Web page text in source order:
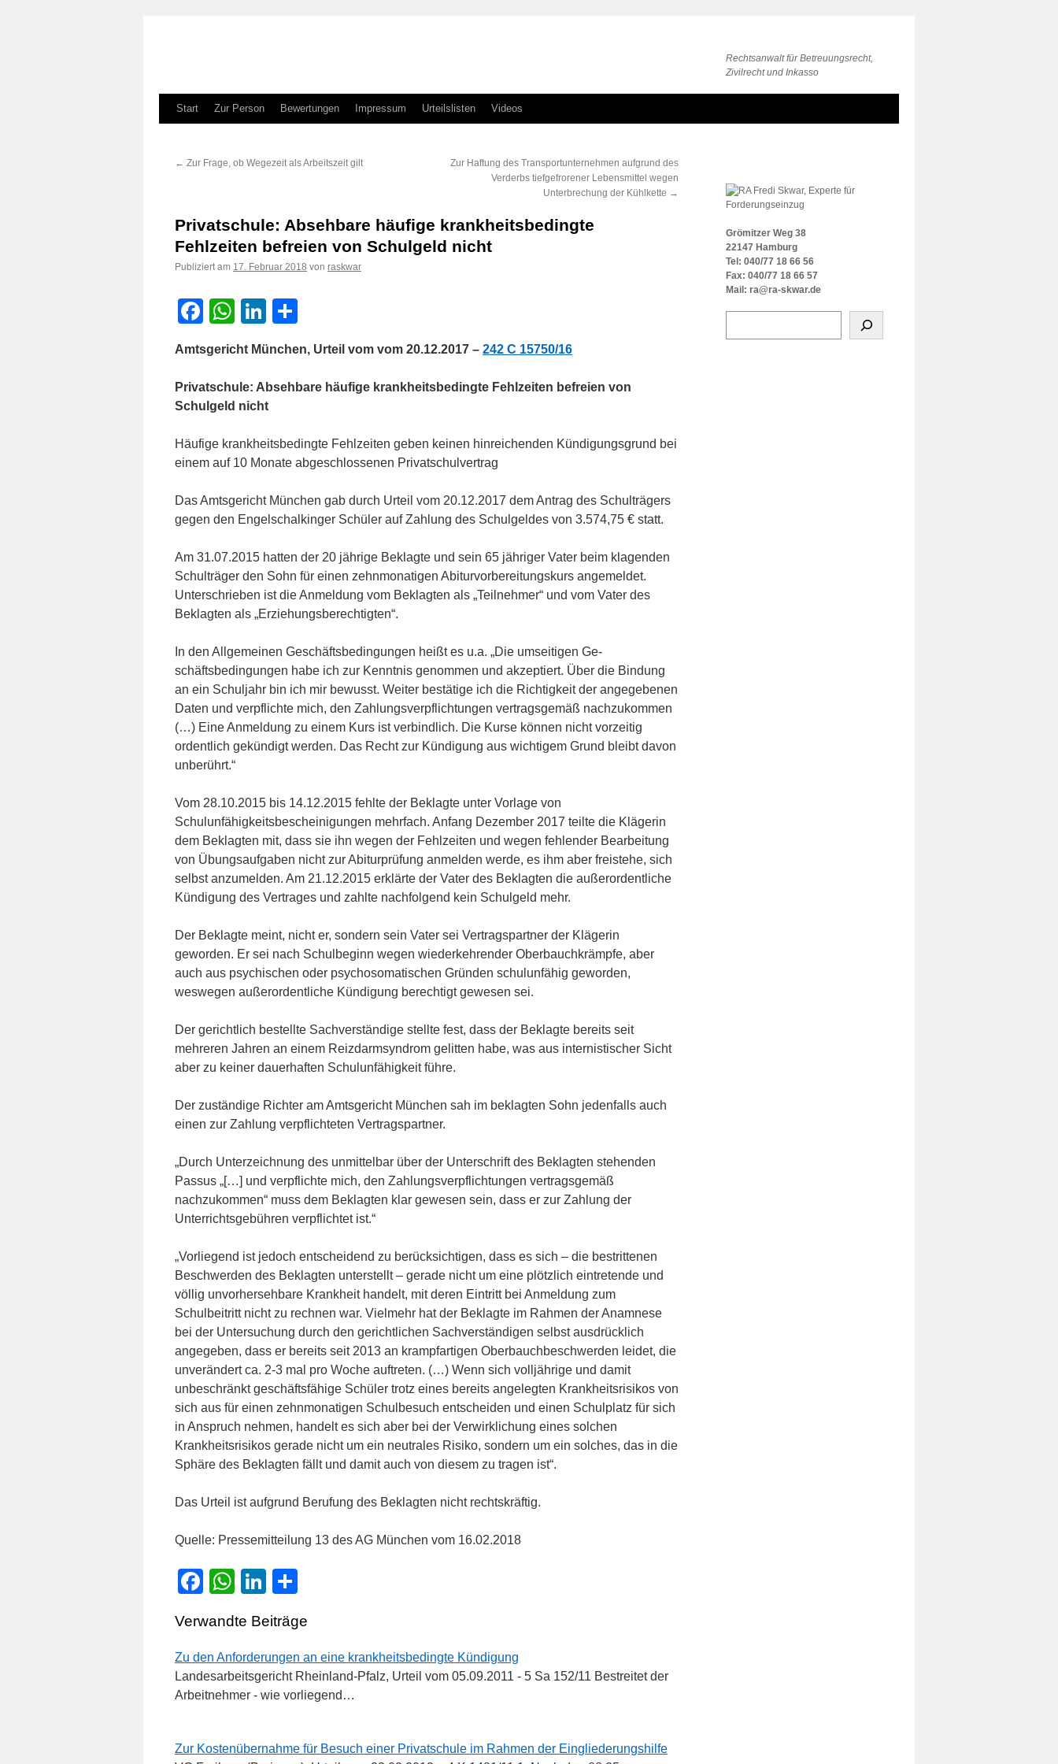
Rechtsanwalt für Betreuungsrecht,
Zivilrecht und Inkasso
Zum
springen
Start Zur Person Bewertungen Impressum Urteilslisten Videos
← Zur Frage, ob Wegezeit als Arbeitszeit gilt
Zur Haftung des Transportunternehmen aufgrund des
Verderbs tiefgefrorener Lebensmittel wegen
Unterbrechung der Kühlkette →
Privatschule: Absehbare häufige krankheitsbedingte
Fehlzeiten befreien von Schulgeld nicht
Publiziert am 17. Februar 2018 von raskwar
Facebook
WhatsApp
LinkedIn
Amtsgericht München, Urteil vom vom 20.12.2017 – 242 C 15750/16
Privatschule: Absehbare häufige krankheitsbedingte Fehlzeiten befreien von
Schulgeld nicht
Häufige krankheitsbedingte Fehlzeiten geben keinen hinreichenden Kündigungsgrund bei
einem auf 10 Monate abgeschlossenen Privatschulvertrag
Das Amtsgericht München gab durch Urteil vom 20.12.2017 dem Antrag des Schulträgers
gegen den Engelschalkinger Schüler auf Zahlung des Schulgeldes von 3.574,75 € statt.
Am 31.07.2015 hatten der 20 jährige Beklagte und sein 65 jähriger Vater beim klagenden
Schulträger den Sohn für einen zehnmonatigen Abiturvorbereitungskurs angemeldet.
Unterschrieben ist die Anmeldung vom Beklagten als „Teilnehmer“ und vom Vater des
Beklagten als „Erziehungsberechtigten“.
In den Allgemeinen Geschäftsbedingungen heißt es u.a. „Die umseitigen Ge-
schäftsbedingungen habe ich zur Kenntnis genommen und akzeptiert. Über die Bindung
an ein Schuljahr bin ich mir bewusst. Weiter bestätige ich die Richtigkeit der angegebenen
Daten und verpflichte mich, den Zahlungsverpflichtungen vertragsgemäß nachzukommen
(…) Eine Anmeldung zu einem Kurs ist verbindlich. Die Kurse können nicht vorzeitig
ordentlich gekündigt werden. Das Recht zur Kündigung aus wichtigem Grund bleibt davon
unberührt.“
Vom 28.10.2015 bis 14.12.2015 fehlte der Beklagte unter Vorlage von
Schulunfähigkeitsbescheinigungen mehrfach. Anfang Dezember 2017 teilte die Klägerin
dem Beklagten mit, dass sie ihn wegen der Fehlzeiten und wegen fehlender Bearbeitung
von Übungsaufgaben nicht zur Abiturprüfung anmelden werde, es ihm aber freistehe, sich
selbst anzumelden. Am 21.12.2015 erklärte der Vater des Beklagten die außerordentliche
Kündigung des Vertrages und zahlte nachfolgend kein Schulgeld mehr.
Der Beklagte meint, nicht er, sondern sein Vater sei Vertragspartner der Klägerin
geworden. Er sei nach Schulbeginn wegen wiederkehrender Oberbauchkrämpfe, aber
auch aus psychischen oder psychosomatischen Gründen schulunfähig geworden,
weswegen außerordentliche Kündigung berechtigt gewesen sei.
Der gerichtlich bestellte Sachverständige stellte fest, dass der Beklagte bereits seit
mehreren Jahren an einem Reizdarmsyndrom gelitten habe, was aus internistischer Sicht
aber zu keiner dauerhaften Schulunfähigkeit führe.
Der zuständige Richter am Amtsgericht München sah im beklagten Sohn jedenfalls auch
einen zur Zahlung verpflichteten Vertragspartner.
„Durch Unterzeichnung des unmittelbar über der Unterschrift des Beklagten stehenden
Passus „[…] und verpflichte mich, den Zahlungsverpflichtungen vertragsgemäß
nachzukommen“ muss dem Beklagten klar gewesen sein, dass er zur Zahlung der
Unterrichtsgebühren verpflichtet ist.“
„Vorliegend ist jedoch entscheidend zu berücksichtigen, dass es sich – die bestrittenen
Beschwerden des Beklagten unterstellt – gerade nicht um eine plötzlich eintretende und
völlig unvorhersehbare Krankheit handelt, mit deren Eintritt bei Anmeldung zum
Schulbeitritt nicht zu rechnen war. Vielmehr hat der Beklagte im Rahmen der Anamnese
bei der Untersuchung durch den gerichtlichen Sachverständigen selbst ausdrücklich
angegeben, dass er bereits seit 2013 an krampfartigen Oberbauchbeschwerden leidet, die
unverändert ca. 2-3 mal pro Woche auftreten. (…) Wenn sich volljährige und damit
unbeschränkt geschäftsfähige Schüler trotz eines bereits angelegten Krankheitsrisikos von
sich aus für einen zehnmonatigen Schulbesuch entscheiden und einen Schulplatz für sich
in Anspruch nehmen, handelt es sich aber bei der Verwirklichung eines solchen
Krankheitsrisikos gerade nicht um ein neutrales Risiko, sondern um ein solches, das in die
Sphäre des Beklagten fällt und damit auch von diesem zu tragen ist“.
Das Urteil ist aufgrund Berufung des Beklagten nicht rechtskräftig.
Quelle: Pressemitteilung 13 des AG München vom 16.02.2018
Facebook
WhatsApp
LinkedIn
Verwandte Beiträge
Zu den Anforderungen an eine krankheitsbedingte Kündigung
Landesarbeitsgericht Rheinland-Pfalz, Urteil vom 05.09.2011 - 5 Sa 152/11 Bestreitet der
Arbeitnehmer - wie vorliegend…
Zur Kostenübernahme für Besuch einer Privatschule im Rahmen der Eingliederungshilfe
Grömitzer Weg 38
22147 Hamburg
Tel: 040/77 18 66 56
Fax: 040/77 18 66 57
Mail: ra@ra-skwar.de